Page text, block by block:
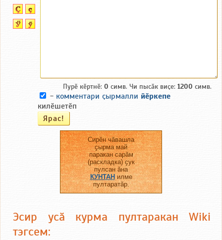
Пурӗ кӗртнӗ: 0 симв. Чи пысӑк виҫе: 1200 симв.
- комментари ҫырмалли йӗркепе
килӗшетӗп
Сирӗн чӑвашла
ҫырма май
паракан сарӑм
(раскладка) ҫук
пулсан ӑна
КУНТАНилме
пултаратӑр.
Эсир усӑ курма пултаракан Wiki
тэгсем: